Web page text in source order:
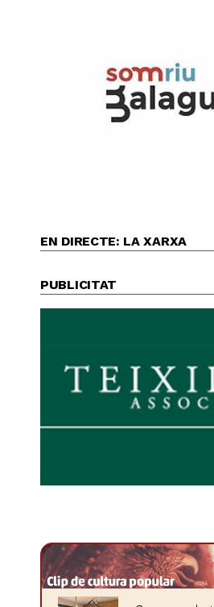
EN DIRECTE: LA XARXA
PUBLICITAT